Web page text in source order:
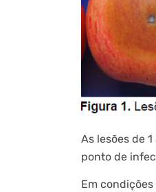
As lesões de
ponto de
Em